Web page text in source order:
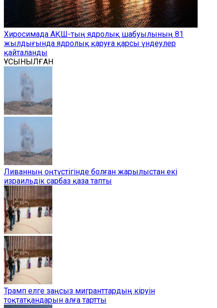
Хиросимада АҚШ-тың ядролық шабуылының 81
жылдығында ядролық қаруға қарсы үндеулер
қайталанды
ҰСЫНЫЛҒАН
Ливанның оңтүстігінде болған жарылыстан екі
израильдік сарбаз қаза тапты
Трамп елге заңсыз мигранттардың кіруін
тоқтатқандарын алға тартты